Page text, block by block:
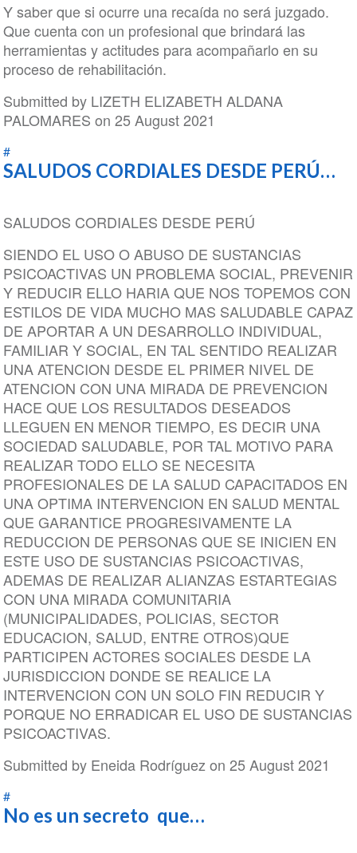
Y saber que si ocurre una recaída no será juzgado.
Que cuenta con un profesional que brindará las
herramientas y actitudes para acompañarlo en su
proceso de rehabilitación.
Submitted by LIZETH ELIZABETH ALDANA
PALOMARES on 25 August 2021
#
SALUDOS CORDIALES DESDE PERÚ…
SALUDOS CORDIALES DESDE PERÚ
SIENDO EL USO O ABUSO DE SUSTANCIAS
PSICOACTIVAS UN PROBLEMA SOCIAL, PREVENIR
Y REDUCIR ELLO HARIA QUE NOS TOPEMOS CON
ESTILOS DE VIDA MUCHO MAS SALUDABLE CAPAZ
DE APORTAR A UN DESARROLLO INDIVIDUAL,
FAMILIAR Y SOCIAL, EN TAL SENTIDO REALIZAR
UNA ATENCION DESDE EL PRIMER NIVEL DE
ATENCION CON UNA MIRADA DE PREVENCION
HACE QUE LOS RESULTADOS DESEADOS
LLEGUEN EN MENOR TIEMPO, ES DECIR UNA
SOCIEDAD SALUDABLE, POR TAL MOTIVO PARA
REALIZAR TODO ELLO SE NECESITA
PROFESIONALES DE LA SALUD CAPACITADOS EN
UNA OPTIMA INTERVENCION EN SALUD MENTAL
QUE GARANTICE PROGRESIVAMENTE LA
REDUCCION DE PERSONAS QUE SE INICIEN EN
ESTE USO DE SUSTANCIAS PSICOACTIVAS,
ADEMAS DE REALIZAR ALIANZAS ESTARTEGIAS
CON UNA MIRADA COMUNITARIA
(MUNICIPALIDADES, POLICIAS, SECTOR
EDUCACION, SALUD, ENTRE OTROS)QUE
PARTICIPEN ACTORES SOCIALES DESDE LA
JURISDICCION DONDE SE REALICE LA
INTERVENCION CON UN SOLO FIN REDUCIR Y
PORQUE NO ERRADICAR EL USO DE SUSTANCIAS
PSICOACTIVAS.
Submitted by Eneida Rodríguez on 25 August 2021
#
No es un secreto que…